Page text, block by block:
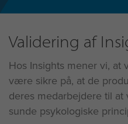
Validering af
Hos Insights mener vi, at
være sikre på, at de
deres medarbejdere til
sunde psykologiske